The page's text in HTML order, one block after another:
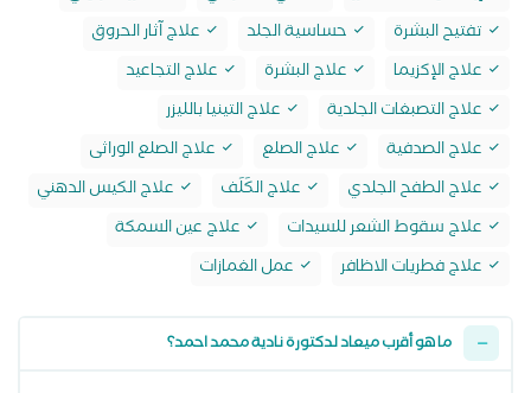
تفتيح البشرة
حساسية الجلد
علاج آثار الحروق
علاج الإكزيما
علاج البشرة
علاج التجاعيد
علاج التصبغات الجلدية
علاج التينيا بالليزر
علاج الصدفية
علاج الصلع
علاج الصلع الوراثى
علاج الطفح الجلدي
علاج الكَلَف
علاج الكيس الدهني
علاج سقوط الشعر للسيدات
علاج عين السمكة
علاج فطريات الاظافر
عمل الغمازات
ما هو أقرب ميعاد لدكتورة نادية محمد احمد؟